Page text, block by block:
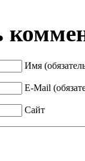
Имя
E-Mail
Сайт